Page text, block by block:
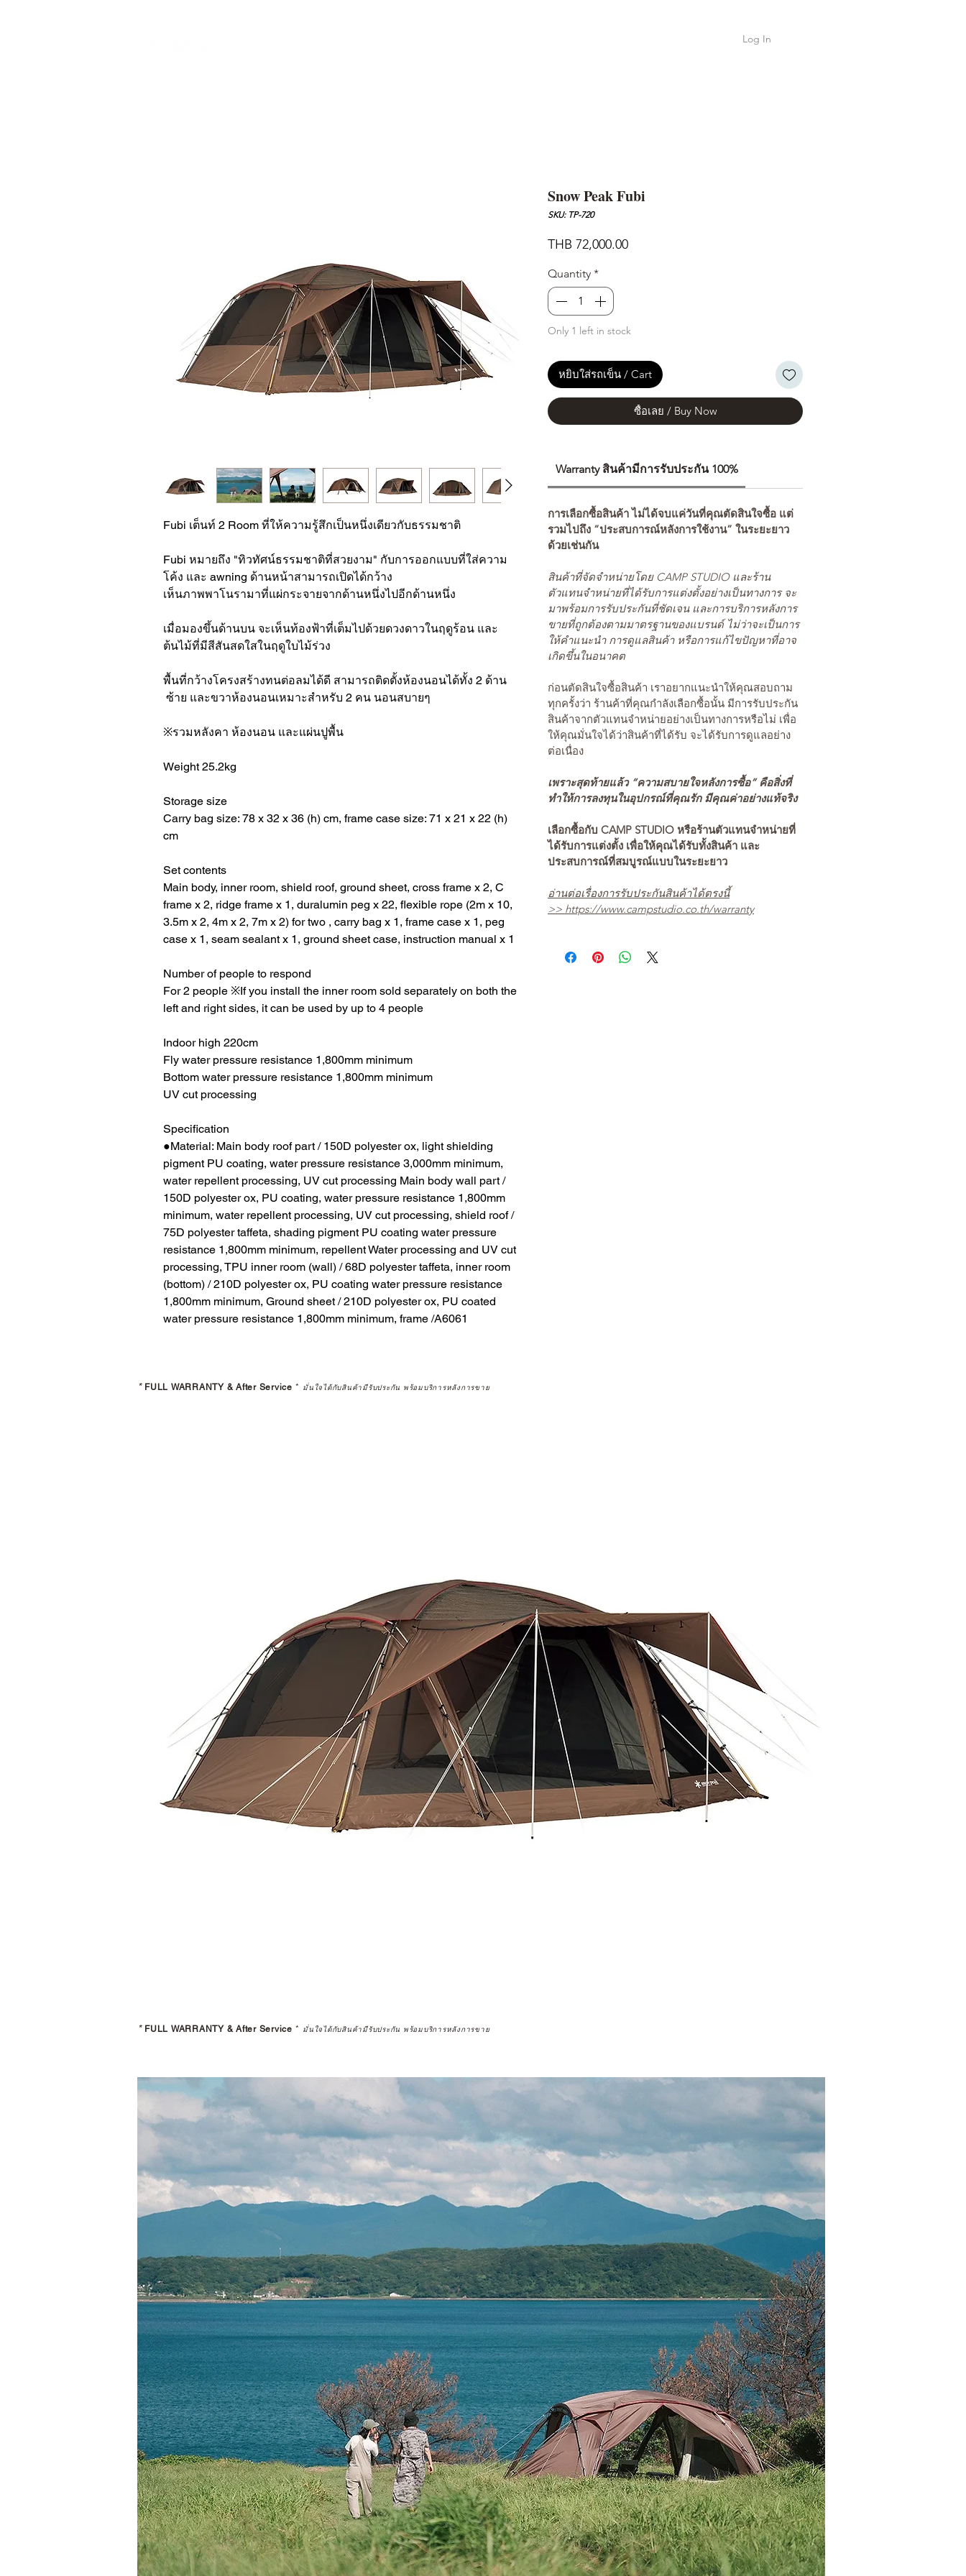
Log In
Fubi เต็นท์ 2 Room ที่ให้ความรู้สึกเป็นหนึ่งเดียวกับธรรมชาติ
Fubi หมายถึง "ทิวทัศน์ธรรมชาติที่สวยงาม" กับการออกแบบที่ใส่ความ
โค้ง และ awning ด้านหน้าสามารถเปิดได้กว้าง
เห็นภาพพาโนรามาที่แผ่กระจายจากด้านหนึ่งไปอีกด้านหนึ่ง
เมื่อมองขึ้นด้านบน จะเห็นท้องฟ้าที่เต็มไปด้วยดวงดาวในฤดูร้อน และ
ต้นไม้ที่มีสีสันสดใสในฤดูใบไม้ร่วง
พื้นที่กว้างโครงสร้างทนต่อลมได้ดี สามารถติดตั้งห้องนอนได้ทั้ง 2 ด้าน
ซ้าย และขวาห้องนอนเหมาะสำหรับ 2 คน นอนสบายๆ
※รวมหลังคา ห้องนอน และแผ่นปูพื้น
Weight 25.2kg
Storage size
Carry bag size: 78 x 32 x 36 (h) cm, frame case size: 71 x 21 x 22 (h)
cm
Set contents
Main body, inner room, shield roof, ground sheet, cross frame x 2, C
frame x 2, ridge frame x 1, duralumin peg x 22, flexible rope (2m x 10,
3.5m x 2, 4m x 2, 7m x 2) for two , carry bag x 1, frame case x 1, peg
case x 1, seam sealant x 1, ground sheet case, instruction manual x 1
Number of people to respond
For 2 people ※If you install the inner room sold separately on both the
left and right sides, it can be used by up to 4 people
Indoor high 220cm
Fly water pressure resistance 1,800mm minimum
Bottom water pressure resistance 1,800mm minimum
UV cut processing
Specification
●Material: Main body roof part / 150D polyester ox, light shielding
pigment PU coating, water pressure resistance 3,000mm minimum,
water repellent processing, UV cut processing Main body wall part /
150D polyester ox, PU coating, water pressure resistance 1,800mm
minimum, water repellent processing, UV cut processing, shield roof /
75D polyester taffeta, shading pigment PU coating water pressure
resistance 1,800mm minimum, repellent Water processing and UV cut
processing, TPU inner room (wall) / 68D polyester taffeta, inner room
(bottom) / 210D polyester ox, PU coating water pressure resistance
1,800mm minimum, Ground sheet / 210D polyester ox, PU coated
water pressure resistance 1,800mm minimum, frame /A6061
Snow Peak Fubi
SKU: TP-720
THB 72,000.00Price
Quantity *
Only 1 left in stock
หยิบใส่รถเข็น / Cart
ซื้อเลย / Buy Now
Warranty สินค้ามีการรับประกัน 100%
การเลือกซื้อสินค้า ไม่ได้จบแค่วันที่คุณตัดสินใจซื้อ แต่
รวมไปถึง “ประสบการณ์หลังการใช้งาน” ในระยะยาว
ด้วยเช่นกัน
สินค้าที่จัดจำหน่ายโดย CAMP STUDIO และร้าน
ตัวแทนจำหน่ายที่ได้รับการแต่งตั้งอย่างเป็นทางการ จะ
มาพร้อมการรับประกันที่ชัดเจน และการบริการหลังการ
ขายที่ถูกต้องตามมาตรฐานของแบรนด์ ไม่ว่าจะเป็นการ
ให้คำแนะนำ การดูแลสินค้า หรือการแก้ไขปัญหาที่อาจ
เกิดขึ้นในอนาคต
ก่อนตัดสินใจซื้อสินค้า เราอยากแนะนำให้คุณสอบถาม
ทุกครั้งว่า ร้านค้าที่คุณกำลังเลือกซื้อนั้น มีการรับประกัน
สินค้าจากตัวแทนจำหน่ายอย่างเป็นทางการหรือไม่ เพื่อ
ให้คุณมั่นใจได้ว่าสินค้าที่ได้รับ จะได้รับการดูแลอย่าง
ต่อเนื่อง
เพราะสุดท้ายแล้ว “ความสบายใจหลังการซื้อ” คือสิ่งที่
ทำให้การลงทุนในอุปกรณ์ที่คุณรัก มีคุณค่าอย่างแท้จริง
เลือกซื้อกับ CAMP STUDIO หรือร้านตัวแทนจำหน่ายที่
ได้รับการแต่งตั้ง เพื่อให้คุณได้รับทั้งสินค้า และ
ประสบการณ์ที่สมบูรณ์แบบในระยะยาว
อ่านต่อเรื่องการรับประกันสินค้าได้ตรงนี้
>> https://www.campstudio.co.th/warranty
* FULL WARRANTY & After Service * มั่นใจได้กับสินค้ามีรับประกัน พร้อมบริการหลังการขาย
* FULL WARRANTY & After Service * มั่นใจได้กับสินค้ามีรับประกัน พร้อมบริการหลังการขาย